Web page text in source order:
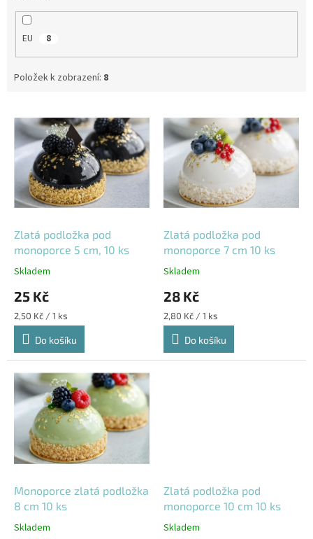
EU 8
Položek k zobrazení: 8
Zlatá podložka pod
monoporce 5 cm, 10 ks
Skladem
25 Kč
Měrná
cena:
2,50 Kč / 1 ks
Do košíku
Zlatá podložka pod
monoporce 7 cm 10 ks
Skladem
28 Kč
Měrná
cena:
2,80 Kč / 1 ks
Do košíku
Monoporce zlatá podložka
8 cm 10 ks
Skladem
Zlatá podložka pod
monoporce 10 cm 10 ks
Skladem